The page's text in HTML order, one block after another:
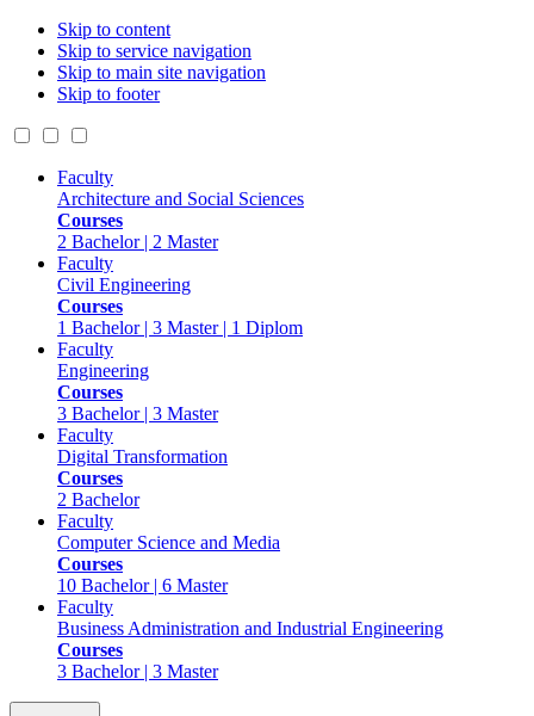
Skip to content
Skip to service navigation
Skip to main site navigation
Skip to footer
Faculty
Architecture and Social Sciences
Courses
2 Bachelor | 2 Master
Faculty
Civil Engineering
Courses
1 Bachelor | 3 Master | 1 Diplom
Faculty
Engineering
Courses
3 Bachelor | 3 Master
Faculty
Digital Transformation
Courses
2 Bachelor
Faculty
Computer Science and Media
Courses
10 Bachelor | 6 Master
Faculty
Business Administration and Industrial Engineering
Courses
3 Bachelor | 3 Master